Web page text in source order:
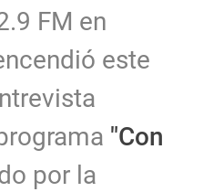
FM en
este
"Con
por la